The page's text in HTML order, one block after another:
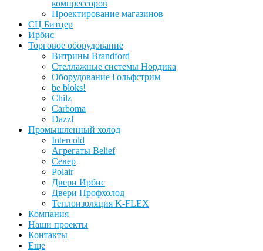
компрессоров
Проектирование магазинов
СЦ Битцер
Ирбис
Торговое оборудование
Витрины Brandford
Стеллажные системы Нордика
Оборудование Гольфстрим
be bloks!
Chilz
Carboma
Dazzl
Промышленный холод
Intercold
Агрегаты Belief
Север
Polair
Двери Ирбис
Двери Профхолод
Теплоизоляция K-FLEX
Компания
Наши проекты
Контакты
Еще